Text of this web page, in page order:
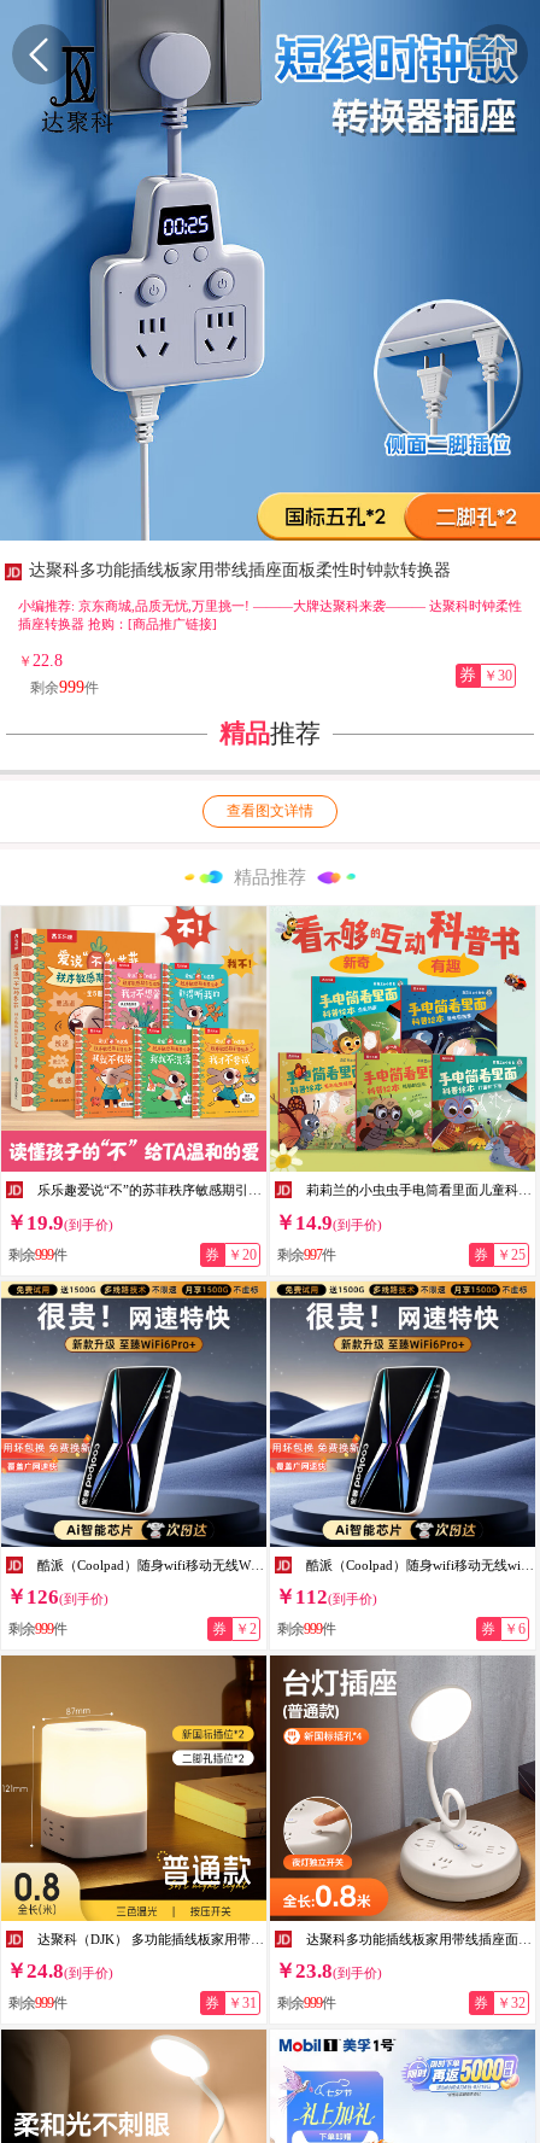
达聚科多功能插线板家用带线插座面板柔性时钟款转换器
小编推荐: 京东商城,品质无忧,万里挑一! ———大牌达聚科来袭——— 达聚科时钟柔性
插座转换器 抢购：[商品推广链接]
￥ 22.8
剩余999件
券 ￥30
精品推荐
查看图文详情
精品推荐
￥19.9(到手价)
剩余999件 券 ￥20
￥14.9(到手价)
剩余997件 券 ￥25
酷派（Coolpad）随身wifi移动无线WiFi6三网通用免插卡4g无限流量新款便携无线上网卡全国随行WiFi 【至臻MAX】20核20线-三网通用 送1500G流量
￥126(到手价)
剩余999件 券 ￥2
￥112(到手价)
剩余999件 券 ￥6
￥24.8(到手价)
剩余999件 券 ￥31
￥23.8(到手价)
剩余999件 券 ￥32